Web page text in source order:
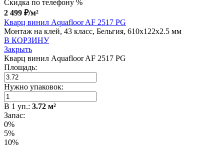
Скидка по телефону %
2 499 ₽/м²
Кварц винил Aquafloor AF 2517 PG
Монтаж на клей, 43 класс, Бельгия, 610x122x2.5 мм
В КОРЗИНУ
Закрыть
Кварц винил Aquafloor AF 2517 PG
Площадь:
Нужно упаковок:
В 1 уп.: 3.72 м²
Запас:
0%
5%
10%